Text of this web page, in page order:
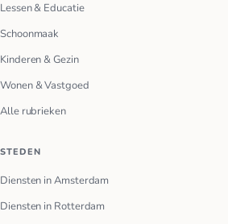
Lessen & Educatie
Schoonmaak
Kinderen & Gezin
Wonen & Vastgoed
Alle rubrieken
STEDEN
Diensten in Amsterdam
Diensten in Rotterdam